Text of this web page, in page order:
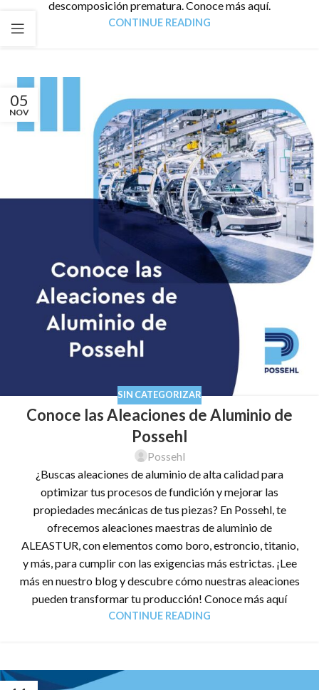
descomposición prematura. Conoce más aquí.
CONTINUE READING
05
NOV
SIN CATEGORIZAR
Conoce las Aleaciones de Aluminio de
Possehl
Possehl
¿Buscas aleaciones de aluminio de alta calidad para
optimizar tus procesos de fundición y mejorar las
propiedades mecánicas de tus piezas? En Possehl, te
ofrecemos aleaciones maestras de aluminio de
ALEASTUR, con elementos como boro, estroncio, titanio,
y más, para cumplir con las exigencias más estrictas. ¡Lee
más en nuestro blog y descubre cómo nuestras aleaciones
pueden transformar tu producción! Conoce más aquí
CONTINUE READING